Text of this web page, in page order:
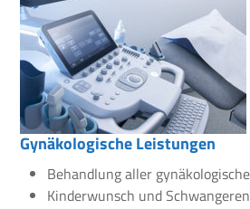
Gynäkologische Leistungen
Behandlung aller
Kinderwunsch und